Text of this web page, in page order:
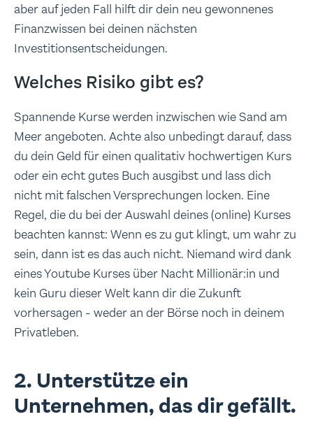
aber auf jeden Fall hilft dir dein neu gewonnenes
Finanzwissen bei deinen nächsten
Investitionsentscheidungen.
Welches Risiko gibt es?
Spannende Kurse werden inzwischen wie Sand am
Meer angeboten. Achte also unbedingt darauf, dass
du dein Geld für einen qualitativ hochwertigen Kurs
oder ein echt gutes Buch ausgibst und lass dich
nicht mit falschen Versprechungen locken. Eine
Regel, die du bei der Auswahl deines (online) Kurses
beachten kannst: Wenn es zu gut klingt, um wahr zu
sein, dann ist es das auch nicht. Niemand wird dank
eines Youtube Kurses über Nacht Millionär:in und
kein Guru dieser Welt kann dir die Zukunft
vorhersagen - weder an der Börse noch in deinem
Privatleben.
2. Unterstütze ein
Unternehmen, das dir gefällt.